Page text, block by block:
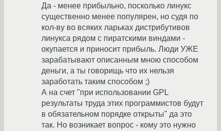
Да - менее прибыльно, посколько линукс
существенно менее популярен, но судя по
кол-ву во всяких ларьках дистрибутивов
линукса рядом с пиратскими виндами -
окупается и приносит прибыль. Люди УЖЕ
зарабатывают описанным мною способом
деньги, а ты говорищь что их нельзя
заработать таким способом ;)
А на счет "при использовании GPL
результаты труда этих программистов будут
в обязательном порядке открыты" да это
так. Но возникает вопрос - кому это нужно